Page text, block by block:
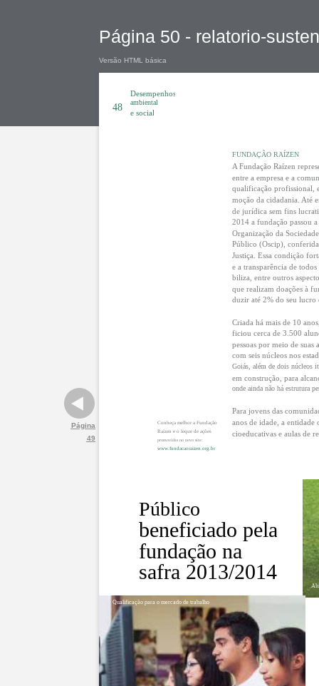
Página 50 - relatorio-
Versão HTML básica
Página
49
48
Desempenhos
ambiental
e social
FUNDAÇÃO RAÍZEN
A Fundação Raízen
entre a empresa e a
qualificação profissional,
moção da cidadania. Até
de jurídica sem fins
2014 a fundação passou
Organização da
Público (Oscip),
Justiça. Essa condição
e a transparência de
biliza, entre outros
que realizam doações à
duzir até 2% do seu lucro
Criada há mais de 10
ficiou cerca de 3.500
pessoas por meio de suas
com seis núcleos nos
Goiás, além de dois núcleos
em construção, para
onde ainda não há estrutura
Para jovens das
anos de idade, a entidade
cioeducativas e aulas de
Público
beneficiado pela
fundação na
safra 2013/2014
Conheça melhor a Fundação
Raízen e o leque de ações
promovidas no novo site:
www.fundacaoraizen.org.br
Qualificação para o mercado de trabalho